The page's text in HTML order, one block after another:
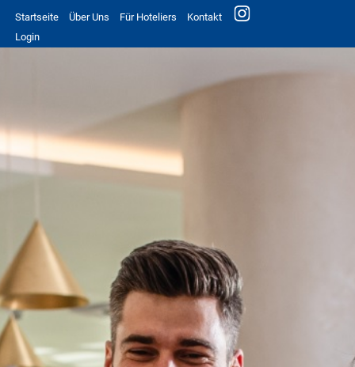
Startseite Über Uns Für Hoteliers
Kontakt
Login